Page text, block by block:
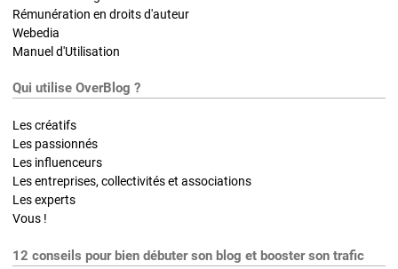
Rémunération en droits d'auteur
Webedia
Manuel d'Utilisation
Qui utilise OverBlog ?
Les créatifs
Les passionnés
Les influenceurs
Les entreprises, collectivités et associations
Les experts
Vous !
12 conseils pour bien débuter son blog et booster son trafic